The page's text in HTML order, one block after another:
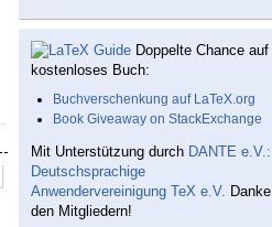
Doppelte Chance auf
kostenloses Buch:
Buchverschenkung auf LaTeX.org
Book Giveaway on StackExchange
Mit Unterstützung durch DANTE e.V.:
Deutschsprachige
Anwendervereinigung TeX e.V. Danke
den Mitgliedern!